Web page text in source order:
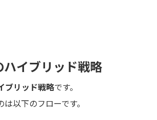
イブリッド戦略
ブリッド戦略です。
以下のフローです。